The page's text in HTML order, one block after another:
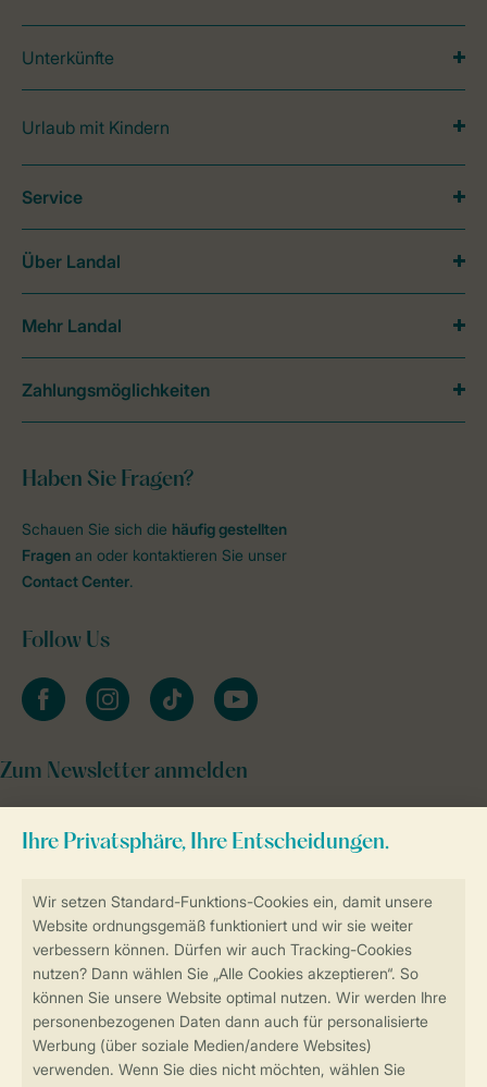
Sicher und schnell zur Online-Buchung
Sichere Datenübertragung
Sicheres Bezahlen
Unterkünfte
Urlaub mit Kindern
Haben Sie Fragen?
Schauen Sie sich die häufig gestellten
Fragen an oder kontaktieren Sie unser
Contact Center.
Follow Us
facebookinstagramtiktok youtube
Zum Newsletter anmelden
Service
Über Landal
Mehr Landal
Zahlungsmöglichkeiten